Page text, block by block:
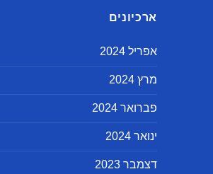
ארכיונים
אפריל 2024
מרץ 2024
פברואר 2024
ינואר 2024
דצמבר 2023